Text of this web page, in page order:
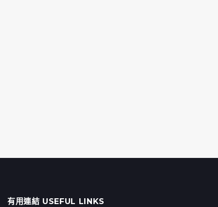
有用連結 USEFUL LINKS